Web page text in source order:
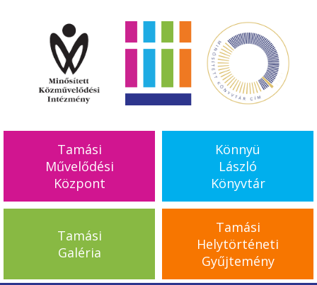
Tamási
Művelődési
Központ
Könnyü
László
Könyvtár
Tamási
Galéria
Tamási
Helytörténeti
Gyűjtemény